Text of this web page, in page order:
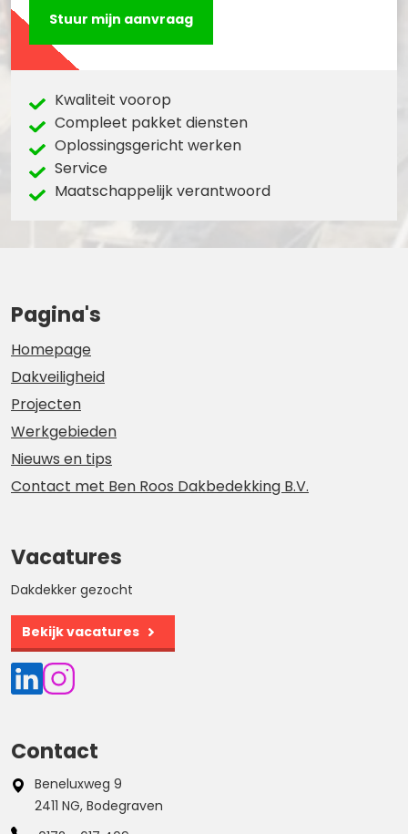
Kwaliteit voorop
Compleet pakket diensten
Oplossingsgericht werken
Service
Maatschappelijk verantwoord
Pagina's
Homepage
Dakveiligheid
Projecten
Werkgebieden
Nieuws en tips
Contact met Ben Roos Dakbedekking B.V.
Vacatures
Dakdekker gezocht
Bekijk vacatures
Contact
Beneluxweg 9
2411 NG, Bodegraven